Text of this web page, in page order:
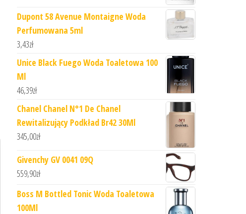
Dupont 58 Avenue Montaigne Woda
Perfumowana 5ml
3,43zł
Unice Black Fuego Woda Toaletowa 100
Ml
46,39zł
Chanel Chanel N°1 De Chanel
Rewitalizujący Podkład Br42 30Ml
345,00zł
Givenchy GV 0041 09Q
559,90zł
Boss M Bottled Tonic Woda Toaletowa
100Ml